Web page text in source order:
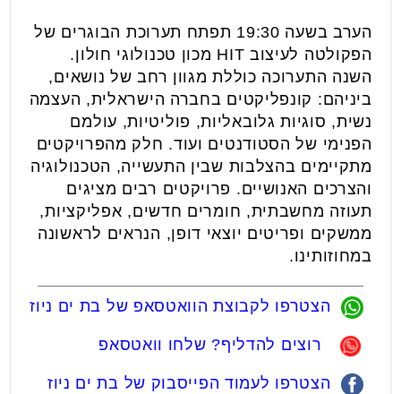
הערב בשעה 19:30 תפתח תערוכת הבוגרים של
הפקולטה לעיצוב HIT מכון טכנולוגי חולון.
השנה התערוכה כוללת מגוון רחב של נושאים,
ביניהם: קונפליקטים בחברה הישראלית, העצמה
נשית, סוגיות גלובאליות, פוליטיות, עולמם
הפנימי של הסטודנטים ועוד. חלק מהפרויקטים
מתקיימים בהצלבות שבין התעשייה, הטכנולוגיה
והצרכים האנושיים. פרויקטים רבים מציגים
תעוזה מחשבתית, חומרים חדשים, אפליקציות,
ממשקים ופריטים יוצאי דופן, הנראים לראשונה
במחוזותינו.
הצטרפו לקבוצת הוואטסאפ של בת ים ניוז
רוצים להדליף? שלחו וואטסאפ
הצטרפו לעמוד הפייסבוק של בת ים ניוז